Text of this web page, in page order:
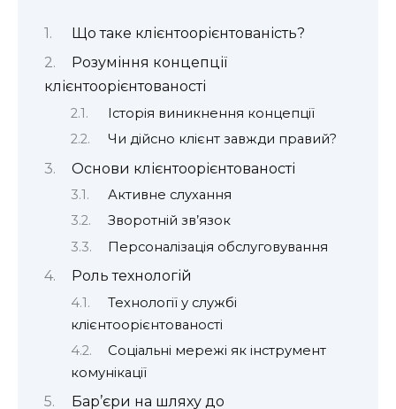
Що таке клієнтоорієнтованість?
Розуміння концепції
клієнтоорієнтованості
Історія виникнення концепції
Чи дійсно клієнт завжди правий?
Основи клієнтоорієнтованості
Активне слухання
Зворотній зв’язок
Персоналізація обслуговування
Роль технологій
Технології у службі
клієнтоорієнтованості
Соціальні мережі як інструмент
комунікації
Бар’єри на шляху до